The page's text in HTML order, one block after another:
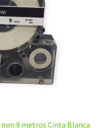
9 metros Cinta Blanca